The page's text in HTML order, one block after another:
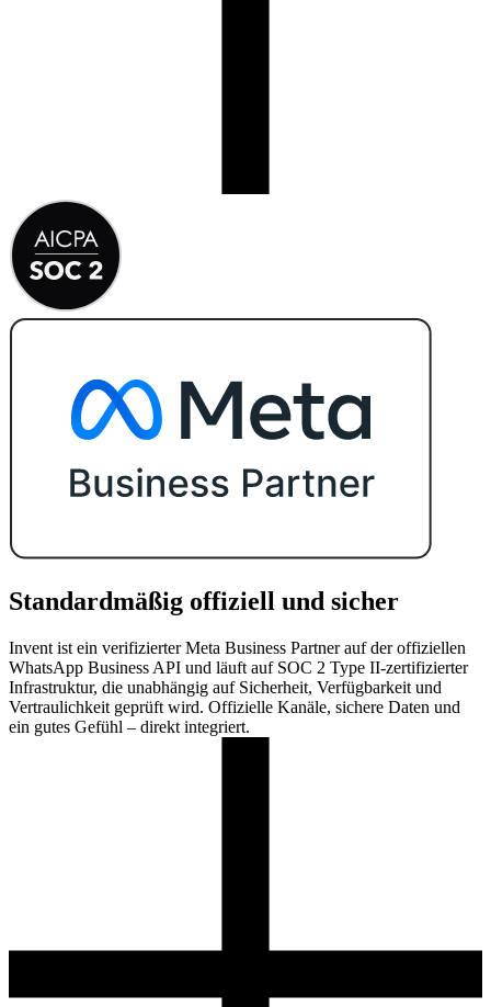
Standardmäßig offiziell und sicher
Invent ist ein verifizierter Meta Business Partner auf der offiziellen
WhatsApp Business API und läuft auf SOC 2 Type II-zertifizierter
Infrastruktur, die unabhängig auf Sicherheit, Verfügbarkeit und
Vertraulichkeit geprüft wird. Offizielle Kanäle, sichere Daten und
ein gutes Gefühl – direkt integriert.